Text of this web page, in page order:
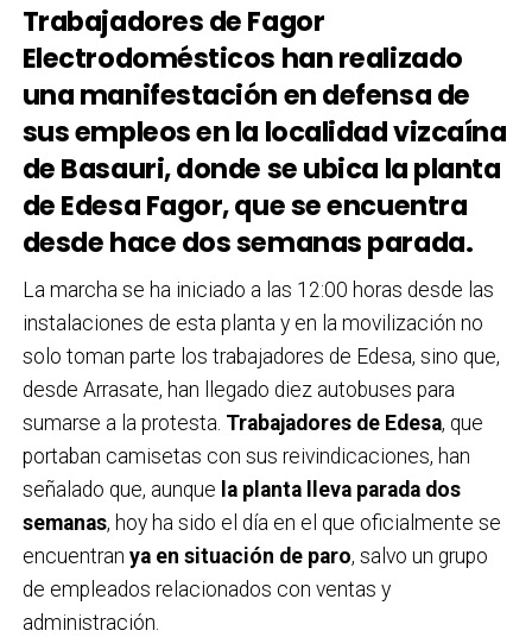
Trabajadores de Fagor
Electrodomésticos han realizado
una manifestación en defensa de
sus empleos en la localidad vizcaína
de Basauri, donde se ubica la planta
de Edesa Fagor, que se encuentra
desde hace dos semanas parada.
La marcha se ha iniciado a las 12:00 horas desde las
instalaciones de esta planta y en la movilización no
solo toman parte los trabajadores de Edesa, sino que,
desde Arrasate, han llegado diez autobuses para
sumarse a la protesta. Trabajadores de Edesa, que
portaban camisetas con sus reivindicaciones, han
señalado que, aunque la planta lleva parada dos
semanas, hoy ha sido el día en el que oficialmente se
encuentran ya en situación de paro, salvo un grupo
de empleados relacionados con ventas y
administración.